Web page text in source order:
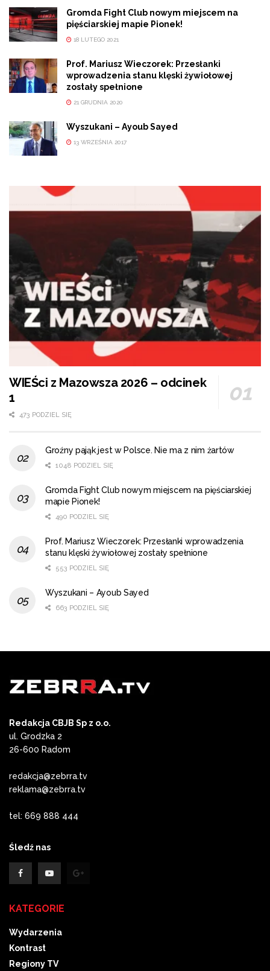
Gromda Fight Club nowym miejscem na
pięściarskiej mapie Pionek!
18 LUTEGO 2021
Prof. Mariusz Wieczorek: Przesłanki
wprowadzenia stanu klęski żywiołowej
zostały spełnione
21 GRUDNIA 2020
Wyszukani – Ayoub Sayed
13 WRZEŚNIA 2017
WIEŚci z Mazowsza 2026 – odcinek
1
473 PODZIEL SIĘ
Groźny pająk jest w Polsce. Nie ma z nim żartów
1048 PODZIEL SIĘ
Gromda Fight Club nowym miejscem na pięściarskiej
mapie Pionek!
490 PODZIEL SIĘ
Prof. Mariusz Wieczorek: Przesłanki wprowadzenia
stanu klęski żywiołowej zostały spełnione
553 PODZIEL SIĘ
Wyszukani – Ayoub Sayed
663 PODZIEL SIĘ
Redakcja CBJB Sp z o.o.
ul. Grodzka 2
26-600 Radom
redakcja@zebrra.tv
reklama@zebrra.tv
tel: 669 888 444
Śledź nas
KATEGORIE
Wydarzenia
Kontrast
Regiony TV